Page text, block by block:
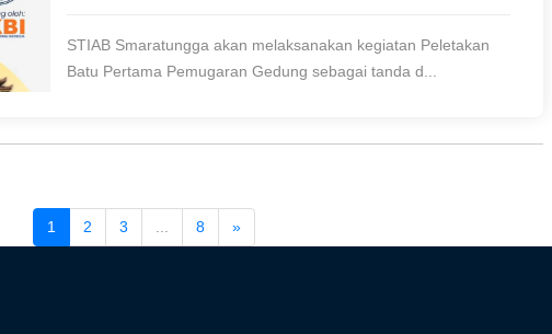
STIAB Smaratungga akan melaksanakan kegiatan Peletakan
Batu Pertama Pemugaran Gedung sebagai tanda d...
1 2 3 8 »